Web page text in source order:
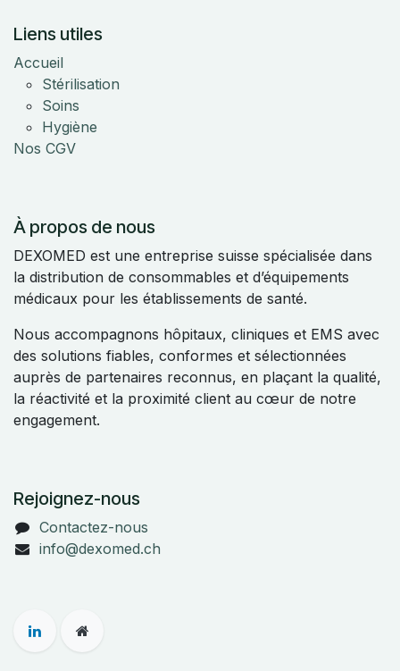
Liens utiles
Accueil
Stérilisation
Soins
Hygiène
Nos CGV
À propos de nous
DEXOMED est une entreprise suisse spécialisée dans
la distribution de consommables et d’équipements
médicaux pour les établissements de santé.
Nous accompagnons hôpitaux, cliniques et EMS avec
des solutions fiables, conformes et sélectionnées
auprès de partenaires reconnus, en plaçant la qualité,
la réactivité et la proximité client au cœur de notre
engagement.
Rejoignez-nous
Contactez-nous
info@dexomed.ch